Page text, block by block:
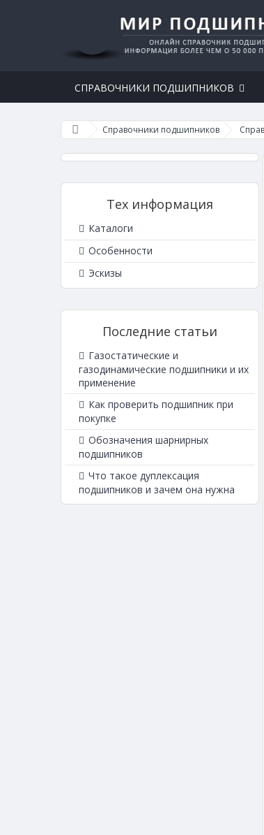
СПРАВОЧНИКИ ПОДШИПНИКОВ
Справочники подшипников
Тех информация
Каталоги
Особенности
Эскизы
Последние статьи
Газостатические и
газодинамические подшипники и их
применение
Как проверить подшипник при
покупке
Обозначения шарнирных
подшипников
Что такое дуплексация
подшипников и зачем она нужна